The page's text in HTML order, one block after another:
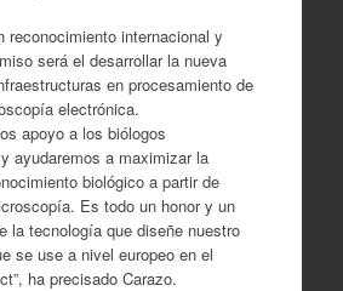
reconocimiento internacional y
será el desarrollar la nueva
en procesamiento de
electrónica.
apoyo a los biólogos
ayudaremos a maximizar la
biológico a partir de
Es todo un honor y un
la tecnología que diseñe nuestro
se use a nivel europeo en el
ha precisado Carazo.